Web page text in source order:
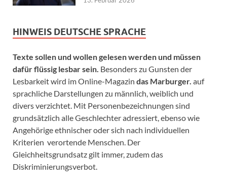
HINWEIS DEUTSCHE SPRACHE
Texte sollen und wollen gelesen werden und müssen
dafür flüssig lesbar sein. Besonders zu Gunsten der
Lesbarkeit wird im Online-Magazin das Marburger. auf
sprachliche Darstellungen zu männlich, weiblich und
divers verzichtet. Mit Personenbezeichnungen sind
grundsätzlich alle Geschlechter adressiert, ebenso wie
Angehörige ethnischer oder sich nach individuellen
Kriterien verortende Menschen. Der
Gleichheitsgrundsatz gilt immer, zudem das
Diskriminierungsverbot.